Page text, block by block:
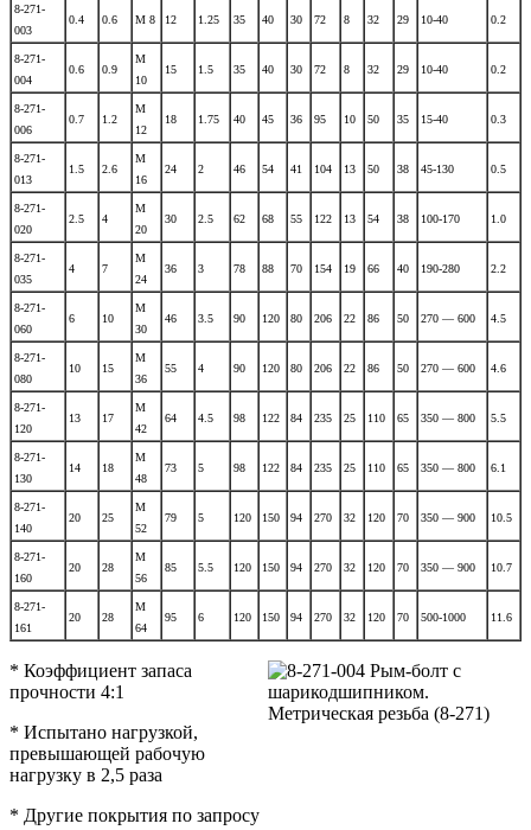
8-271-
003
0.4 0.6 М 8 12 1.25 35 40 30 72 8 32 29 10-40 0.2
8-271-
004
0.6 0.9
М
10
15 1.5 35 40 30 72 8 32 29 10-40 0.2
8-271-
006
0.7 1.2
М
12
18 1.75 40 45 36 95 10 50 35 15-40 0.3
8-271-
013
1.5 2.6
М
16
24 2 46 54 41 104 13 50 38 45-130 0.5
8-271-
020
2.5 4
М
20
30 2.5 62 68 55 122 13 54 38 100-170 1.0
8-271-
035
4 7
М
24
36 3 78 88 70 154 19 66 40 190-280 2.2
8-271-
060
6 10
М
З0
46 3.5 90 120 80 206 22 86 50 270 — 600 4.5
8-271-
080
10 15
М
36
55 4 90 120 80 206 22 86 50 270 — 600 4.6
8-271-
120
13 17
М
42
64 4.5 98 122 84 235 25 110 65 350 — 800 5.5
8-271-
130
14 18
М
48
73 5 98 122 84 235 25 110 65 350 — 800 6.1
8-271-
140
20 25
М
52
79 5 120 150 94 270 32 120 70 350 — 900 10.5
8-271-
160
20 28
М
56
85 5.5 120 150 94 270 32 120 70 350 — 900 10.7
8-271-
161
20 28
М
64
95 6 120 150 94 270 32 120 70 500-1000 11.6
* Коэффициент запаса
прочности 4:1
* Испытано нагрузкой,
превышающей рабочую
нагрузку в 2,5 раза
* Другие покрытия по запросу